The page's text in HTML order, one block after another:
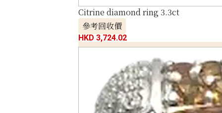
Citrine diamond ring 3.3ct
參考回收價
HKD 3,724.02